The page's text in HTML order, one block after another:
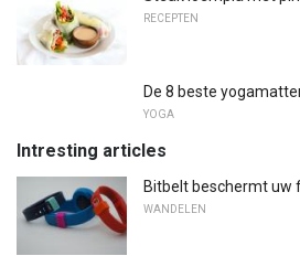
RECEPTEN
De 8 beste
YOGA
Intresting articles
Bitbelt beschermt uw
WANDELEN